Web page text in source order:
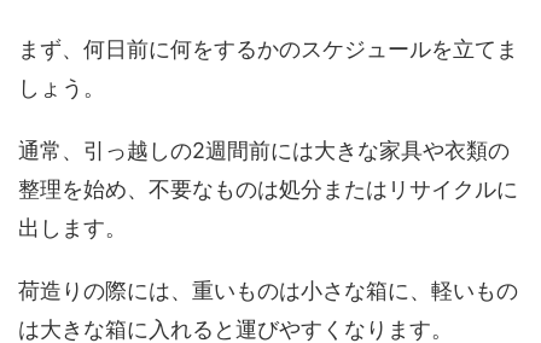
まず、何日前に何をするかのスケジュールを立てま
しょう。
通常、引っ越しの2週間前には大きな家具や衣類の
整理を始め、不要なものは処分またはリサイクルに
出します。
荷造りの際には、重いものは小さな箱に、軽いもの
は大きな箱に入れると運びやすくなります。